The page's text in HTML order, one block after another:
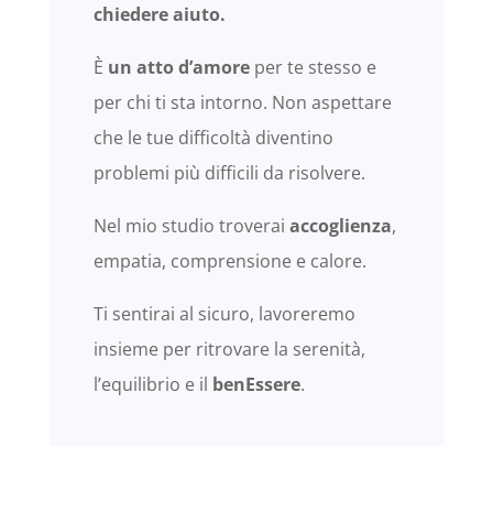
chiedere aiuto.
È un atto d’amore per te stesso e
per chi ti sta intorno. Non aspettare
che le tue difficoltà diventino
problemi più difficili da risolvere.
Nel mio studio troverai accoglienza,
empatia, comprensione e calore.
Ti sentirai al sicuro, lavoreremo
insieme per ritrovare la serenità,
l’equilibrio e il benEssere.